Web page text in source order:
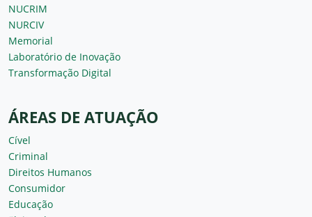
NUCRIM
NURCIV
Memorial
Laboratório de Inovação
Transformação Digital
ÁREAS DE ATUAÇÃO
Cível
Criminal
Direitos Humanos
Consumidor
Educação